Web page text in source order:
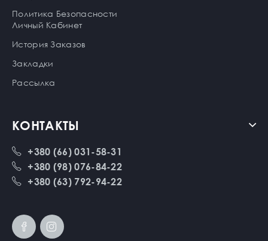
Политика Безопасности
Личный Кабинет
История Заказов
Закладки
Рассылка
КОНТАКТЫ
+380 (66) 031-58-31
+380 (98) 076-84-22
+380 (63) 792-94-22